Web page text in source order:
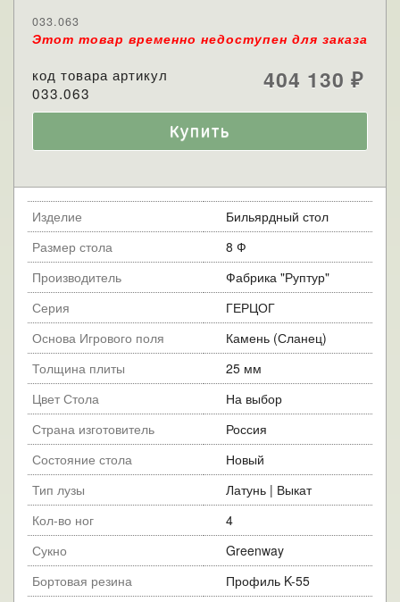
033.063
Этот товар временно недоступен для заказа
код товара артикул
033.063
404 130 ₽
Изделие
Бильярдный стол
Размер стола
8 Ф
Производитель
Фабрика "Руптур"
Серия
ГЕРЦОГ
Основа Игрового поля
Камень (Сланец)
Толщина плиты
25 мм
Цвет Стола
На выбор
Страна изготовитель
Россия
Состояние стола
Новый
Тип лузы
Латунь | Выкат
Кол-во ног
4
Сукно
Greenway
Бортовая резина
Профиль K-55